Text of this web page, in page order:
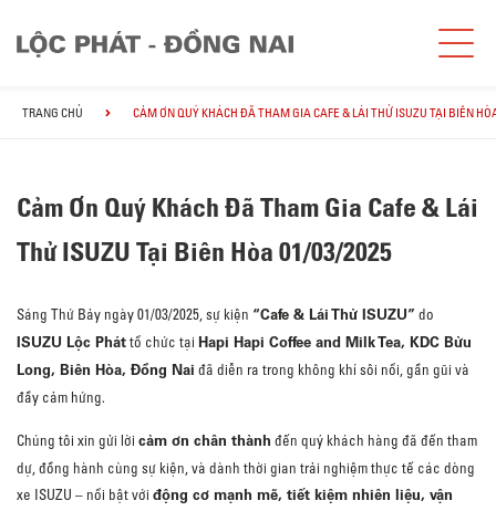
TRANG CHỦ CẢM ƠN QUÝ KHÁCH ĐÃ THAM GIA CAFE & LÁI THỬ ISUZU TẠI BIÊN
Cảm Ơn Quý Khách Đã Tham Gia Cafe & Lái
Thử ISUZU Tại Biên Hòa 01/03/2025
Sáng Thứ Bảy ngày 01/03/2025, sự kiện “Cafe & Lái Thử ISUZU” do
ISUZU Lộc Pháttổ chức tại Hapi Hapi Coffee and Milk Tea, KDC Bửu
Long, Biên Hòa, Đồng Nai đã diễn ra trong không khí sôi nổi, gần gũi và
đầy cảm hứng.
Chúng tôi xin gửi lời cảm ơn chân thành đến quý khách hàng đã đến tham
dự, đồng hành cùng sự kiện, và dành thời gian trải nghiệm thực tế các dòng
xe ISUZU – nổi bật với động cơ mạnh mẽ, tiết kiệm nhiên liệu, vận